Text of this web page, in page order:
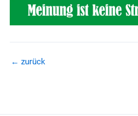
← zurück